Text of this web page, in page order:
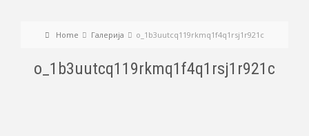
Home Галерија o_1b3uutcq119rkmq1f4q1rsj1r921c
o_1b3uutcq119rkmq1f4q1rsj1r921c